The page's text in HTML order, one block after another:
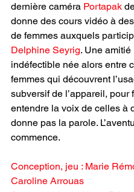
dernière caméra Portapak
donne des cours vidéo à
de femmes auxquels
Delphine Seyrig. Une amitié
indéfectible née alors entre
femmes qui découvrent
subversif de l’appareil, pour
entendre la voix de celles à
donne pas la parole.
commence.
Conception, jeu : Marie
Caroline Arrouas